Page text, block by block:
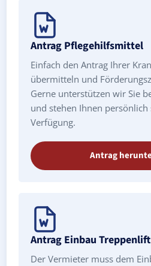
Antrag Pflegehilfsmittel
Einfach den Antrag Ihrer
übermitteln und
Gerne unterstützen wir Sie
und stehen Ihnen
Verfügung.
Antrag
Antrag Einbau
Der Vermieter muss dem